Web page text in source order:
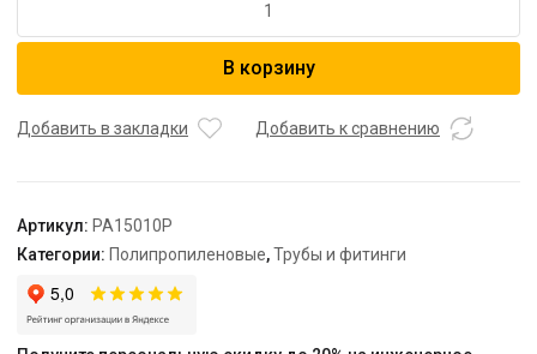
Заглушка
"PRO
В корзину
Добавить в закладки Добавить к сравнению
Артикул: PA15010P
Категории: Полипропиленовые,Трубы и фитинги